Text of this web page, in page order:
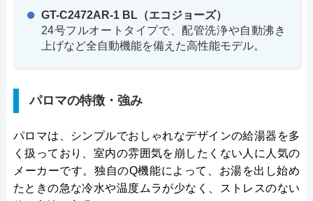
GT-C2472AR-1 BL（エコジョーズ）
24号フルオートタイプで、配管洗浄や自動沸き
上げなど全自動機能を備えた高性能モデル。
パロマの特徴・強み
パロマは、シンプルでおしゃれなデザインの給湯器を多
く扱っており、室内の雰囲気を崩したくない人に人気の
メーカーです。独自のQ機能によって、お湯を出し始め
たときの急な冷水や温度ムラが少なく、ストレスのない